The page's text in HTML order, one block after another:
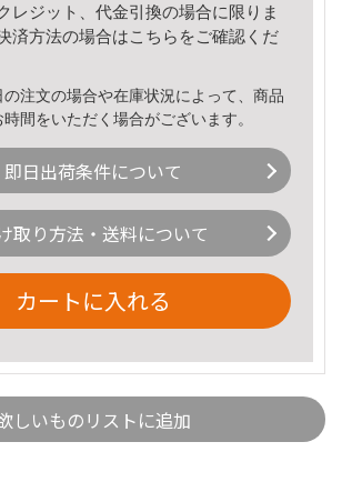
レジット、代金引換の場合に限りま
済方法の場合はこちら をご確認くだ
注文の場合や在庫状況によって、商品
間をいただく場合がございます。
即日出荷条件について
取り方法・送料について
カートに入れる
しいものリストに追加